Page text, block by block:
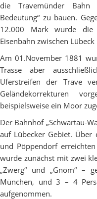
die Travemünder Bahn
Bedeutung“ zu bauen.
12.000 Mark wurde die
Eisenbahn zwischen
Am 01.November 1881
Trasse aber
Uferstreifen der Trave
Geländekorrekturen
beispielsweise ein Moor
Der Bahnhof „Schwartau-
auf Lübecker Gebiet. Über
und Pöppendorf
wurde zunächst mit zwei
„Zwerg“ und „Gnom“ –
München, und 3 – 4
aufgenommen.